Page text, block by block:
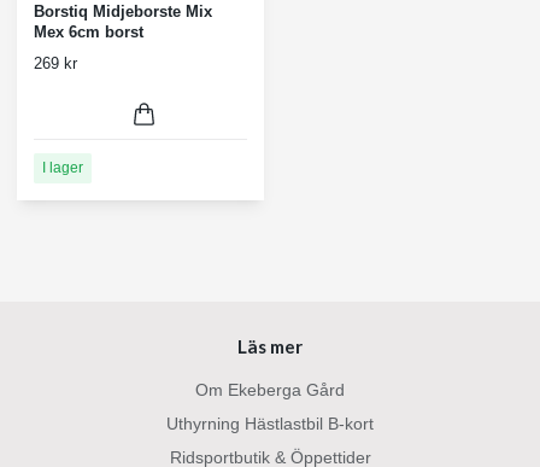
Borstiq Midjeborste Mix
Mex 6cm borst
269 kr
I lager
Läs mer
Om Ekeberga Gård
Uthyrning Hästlastbil B-kort
Ridsportbutik & Öppettider